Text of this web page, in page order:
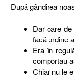
După gândirea
Dar oare
facă ordine
Era în
comportau
Chiar nu le